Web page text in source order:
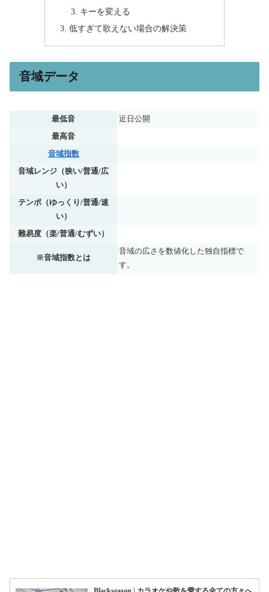
キーを変える
低すぎて歌えない場合の解決策
音域データ
最低音 近日公開
最高音
音域指数
音域レンジ（狭い/普通/広
い）
テンポ（ゆっくり/普通/速
い）
難易度（楽/普通/むずい）
※音域指数とは
音域の広さを数値化した独自指標で
す。